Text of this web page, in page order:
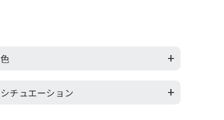
色
シチュエーション